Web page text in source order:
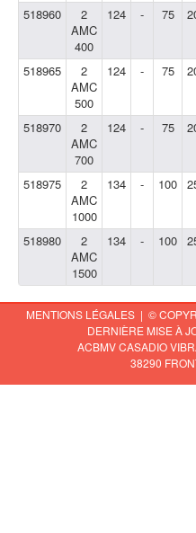
518960
2
AMC
400
124 - 75
518965
2
AMC
500
124 - 75
518970
2
AMC
700
124 - 75
518975
2
AMC
1000
134 - 100
518980
2
AMC
1500
134 - 100
MENTIONS LÉGALES| ©
DERNIÈRE MISE À
ACBMV CASADIO
38290